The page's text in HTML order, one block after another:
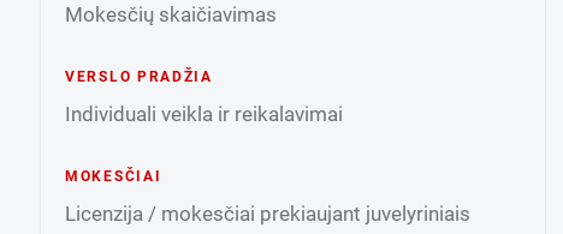
Mokesčių skaičiavimas
VERSLO PRADŽIA
Individuali veikla ir reikalavimai
MOKESČIAI
Licenzija / mokesčiai prekiaujant juvelyriniais